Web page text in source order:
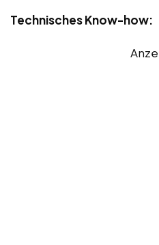
Technisches Know-how: